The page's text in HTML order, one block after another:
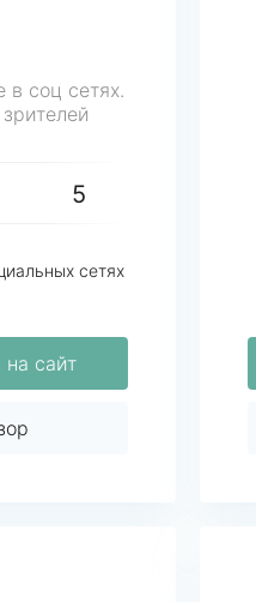
соц сетях.
5
сетях
на сайт